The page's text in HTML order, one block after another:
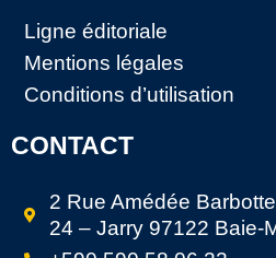
Ligne éditoriale
Mentions légales
Conditions d’utilisation
CONTACT
2 Rue Amédée
24 – Jarry 97122 Baie-